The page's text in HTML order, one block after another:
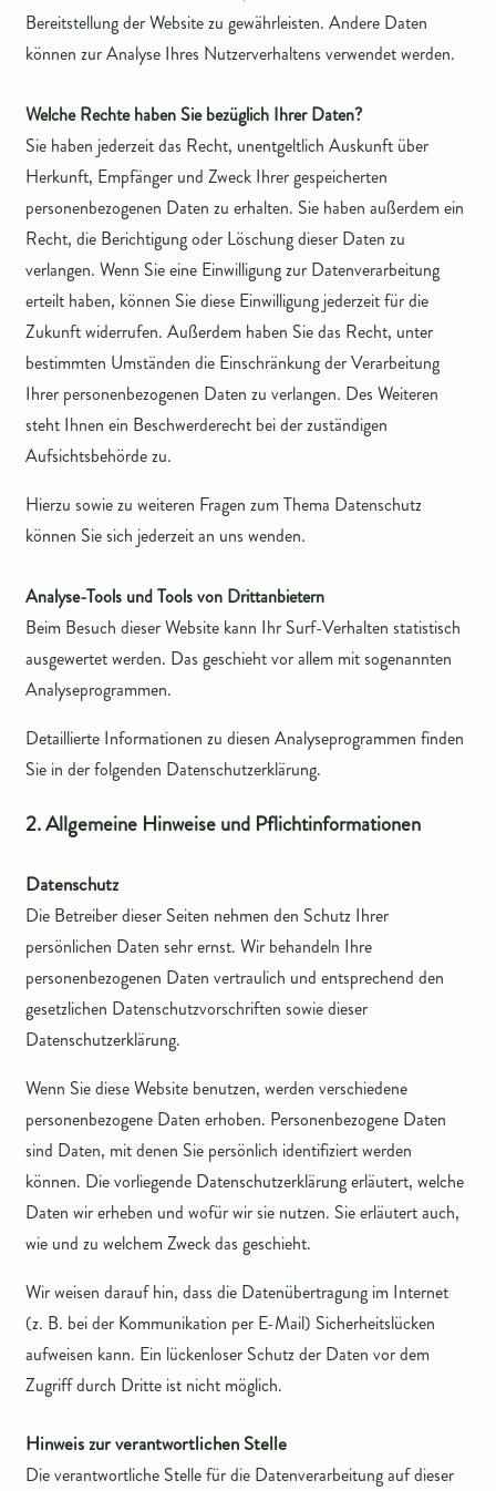
Bereitstellung der Website zu gewährleisten. Andere Daten
können zur Analyse Ihres Nutzerverhaltens verwendet werden.
Welche Rechte haben Sie bezüglich Ihrer Daten?
Sie haben jederzeit das Recht, unentgeltlich Auskunft über
Herkunft, Empfänger und Zweck Ihrer gespeicherten
personenbezogenen Daten zu erhalten. Sie haben außerdem ein
Recht, die Berichtigung oder Löschung dieser Daten zu
verlangen. Wenn Sie eine Einwilligung zur Datenverarbeitung
erteilt haben, können Sie diese Einwilligung jederzeit für die
Zukunft widerrufen. Außerdem haben Sie das Recht, unter
bestimmten Umständen die Einschränkung der Verarbeitung
Ihrer personenbezogenen Daten zu verlangen. Des Weiteren
steht Ihnen ein Beschwerderecht bei der zuständigen
Aufsichtsbehörde zu.
Hierzu sowie zu weiteren Fragen zum Thema Datenschutz
können Sie sich jederzeit an uns wenden.
Analyse-Tools und Tools von Drittanbietern
Beim Besuch dieser Website kann Ihr Surf-Verhalten statistisch
ausgewertet werden. Das geschieht vor allem mit sogenannten
Analyseprogrammen.
Detaillierte Informationen zu diesen Analyseprogrammen finden
Sie in der folgenden Datenschutzerklärung.
2. Allgemeine Hinweise und Pflichtinformationen
Datenschutz
Die Betreiber dieser Seiten nehmen den Schutz Ihrer
persönlichen Daten sehr ernst. Wir behandeln Ihre
personenbezogenen Daten vertraulich und entsprechend den
gesetzlichen Datenschutzvorschriften sowie dieser
Datenschutzerklärung.
Wenn Sie diese Website benutzen, werden verschiedene
personenbezogene Daten erhoben. Personenbezogene Daten
sind Daten, mit denen Sie persönlich identifiziert werden
können. Die vorliegende Datenschutzerklärung erläutert, welche
Daten wir erheben und wofür wir sie nutzen. Sie erläutert auch,
wie und zu welchem Zweck das geschieht.
Wir weisen darauf hin, dass die Datenübertragung im Internet
(z. B. bei der Kommunikation per E-Mail) Sicherheitslücken
aufweisen kann. Ein lückenloser Schutz der Daten vor dem
Zugriff durch Dritte ist nicht möglich.
Hinweis zur verantwortlichen Stelle
Die verantwortliche Stelle für die Datenverarbeitung auf dieser